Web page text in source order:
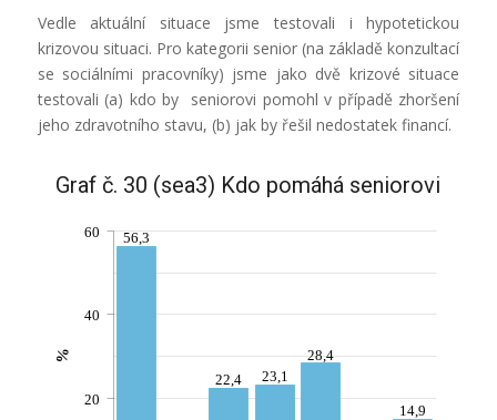
Vedle aktuální situace jsme testovali i hypotetickou
krizovou situaci. Pro kategorii senior (na základě konzultací
se sociálními pracovníky) jsme jako dvě krizové situace
testovali (a) kdo by seniorovi pomohl v případě zhoršení
jeho zdravotního stavu, (b) jak by řešil nedostatek financí.
Graf č. 30 (sea3) Kdo pomáhá seniorovi
56,3
22,4 23,1
28,4
14,9
20
40
60
%